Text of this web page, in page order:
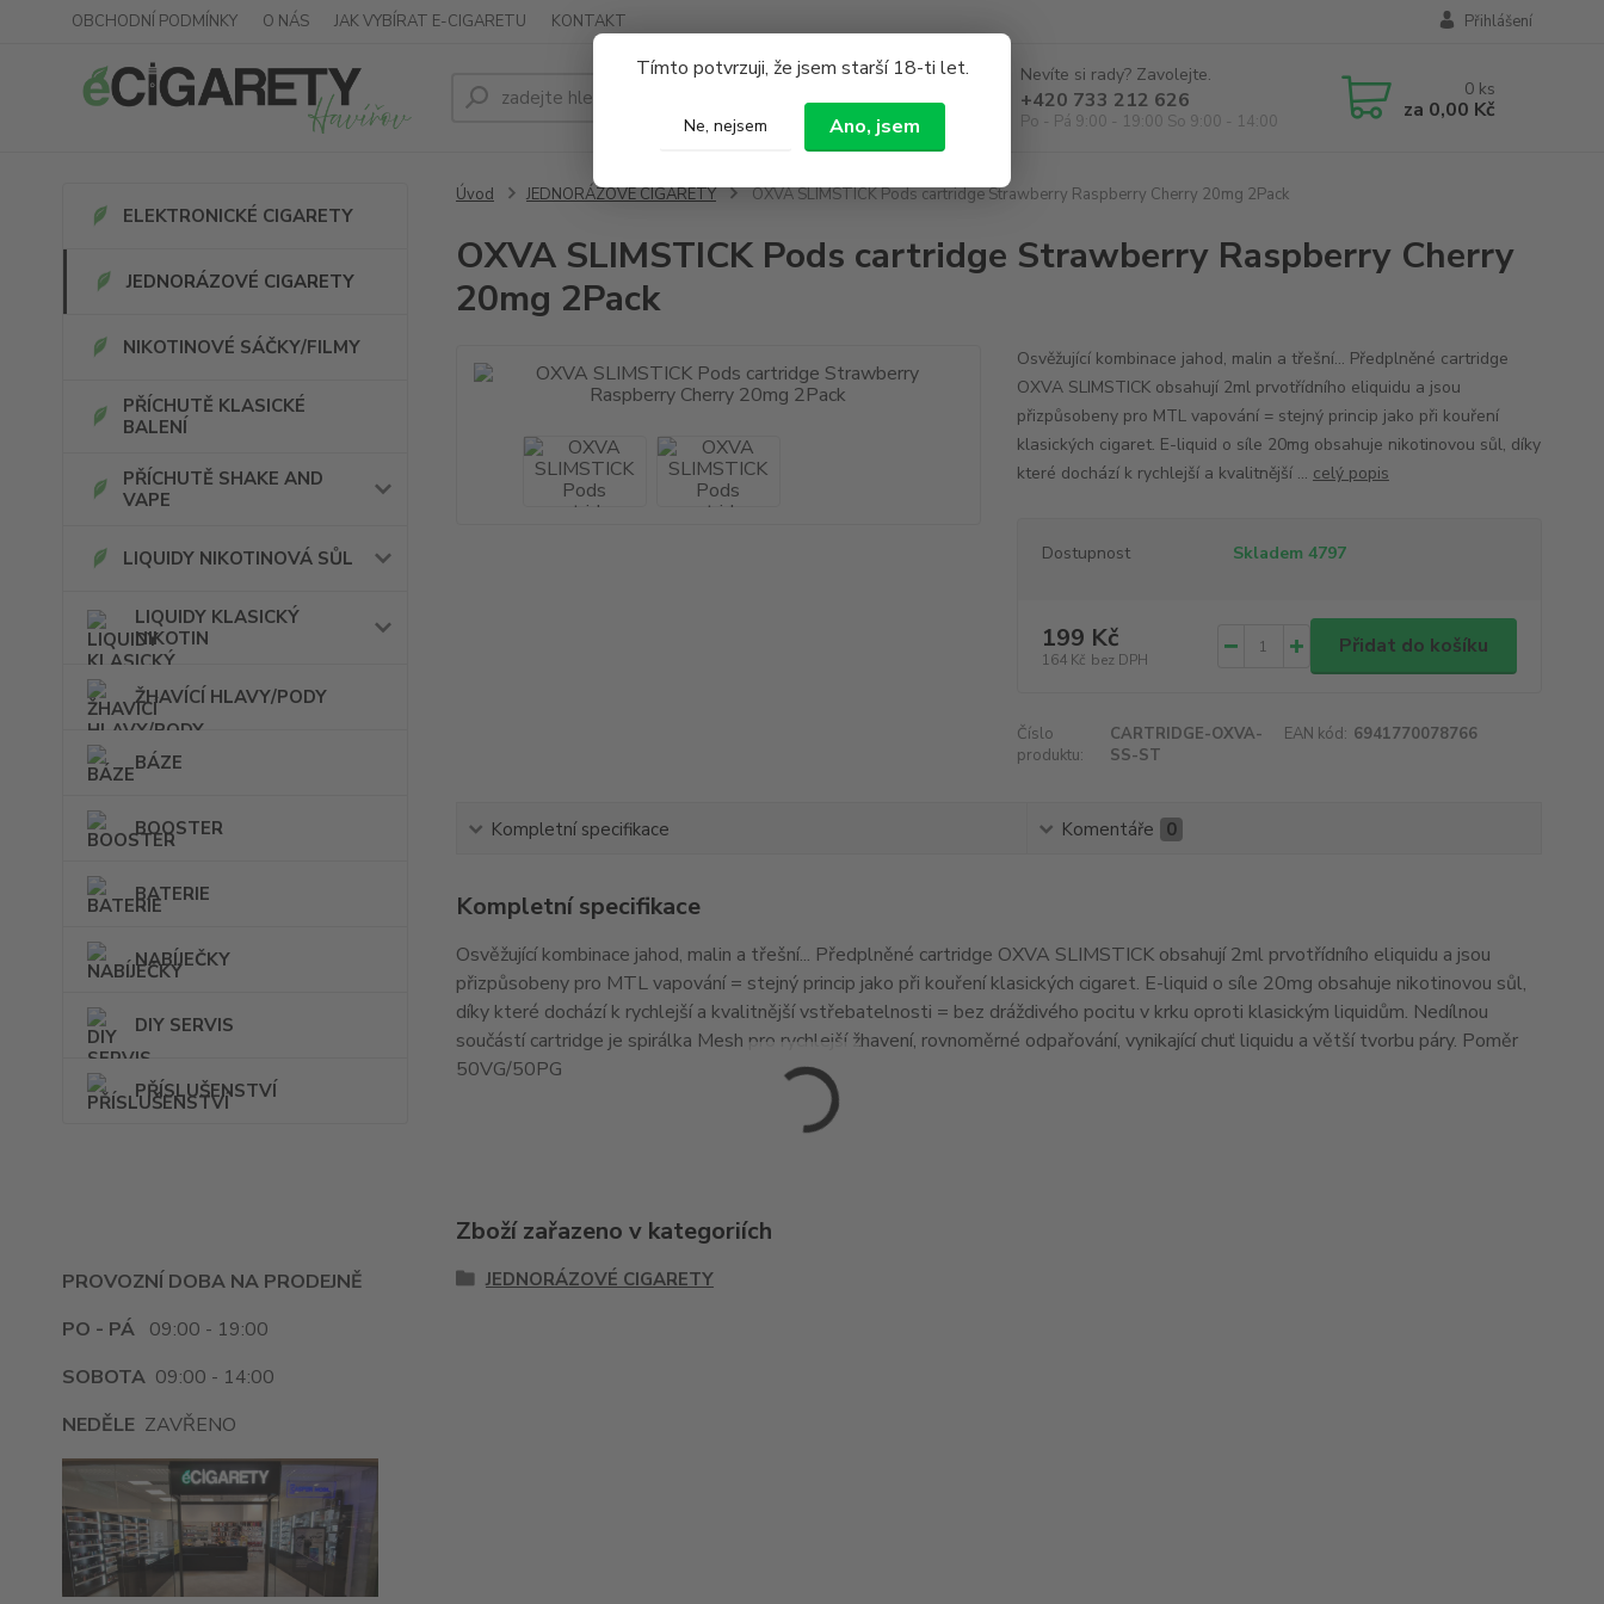
Tímto potvrzuji, že jsem starší 18-ti let.
Ne, nejsem Ano, jsem
OBCHODNÍ PODMÍNKY O NÁS JAK VYBÍRAT E-CIGARETU KONTAKT Přihlášení
Hledat
Nevíte si rady? Zavolejte.
+420 733 212 626
Po - Pá 9:00 - 19:00 So 9:00 - 14:00
0 ks
za 0,00 Kč
ELEKTRONICKÉ CIGARETY
JEDNORÁZOVÉ CIGARETY
NIKOTINOVÉ SÁČKY/FILMY
PŘÍCHUTĚ KLASICKÉ
BALENÍ
PŘÍCHUTĚ SHAKE AND
VAPE
LIQUIDY NIKOTINOVÁ SŮL
LIQUIDY KLASICKÝ
NIKOTIN
ŽHAVÍCÍ HLAVY/PODY
BÁZE
BOOSTER
BATERIE
NABÍJEČKY
DIY SERVIS
PŘÍSLUŠENSTVÍ
PROVOZNÍ DOBA NA PRODEJNĚ
PO - PÁ 09:00 - 19:00
SOBOTA 09:00 - 14:00
NEDĚLE ZAVŘENO
Úvod JEDNORÁZOVÉ CIGARETY OXVA SLIMSTICK Pods cartridge Strawberry Raspberry Cherry 20mg 2Pack
OXVA SLIMSTICK Pods cartridge Strawberry Raspberry Cherry
20mg 2Pack
Osvěžující kombinace jahod, malin a třešní... Předplněné cartridge
OXVA SLIMSTICK obsahují 2ml prvotřídního eliquidu a jsou
přizpůsobeny pro MTL vapování = stejný princip jako při kouření
klasických cigaret. E-liquid o síle 20mg obsahuje nikotinovou sůl, díky
které dochází k rychlejší a kvalitnější ... celý popis
Dostupnost Skladem 4797
199 Kč
164 Kč bez DPH
Přidat do košíku
Číslo
produktu:
CARTRIDGE-OXVA-
SS-ST
EAN kód: 6941770078766
Kompletní specifikace Komentáře 0
Kompletní specifikace
Osvěžující kombinace jahod, malin a třešní... Předplněné cartridge OXVA SLIMSTICK obsahují 2ml prvotřídního eliquidu a jsou
přizpůsobeny pro MTL vapování = stejný princip jako při kouření klasických cigaret. E-liquid o síle 20mg obsahuje nikotinovou sůl,
díky které dochází k rychlejší a kvalitnější vstřebatelnosti = bez dráždivého pocitu v krku oproti klasickým liquidům. Nedílnou
součástí cartridge je spirálka Mesh pro rychlejší žhavení, rovnoměrné odpařování, vynikající chuť liquidu a větší tvorbu páry. Poměr
50VG/50PG
Zboží zařazeno v kategoriích
JEDNORÁZOVÉ CIGARETY